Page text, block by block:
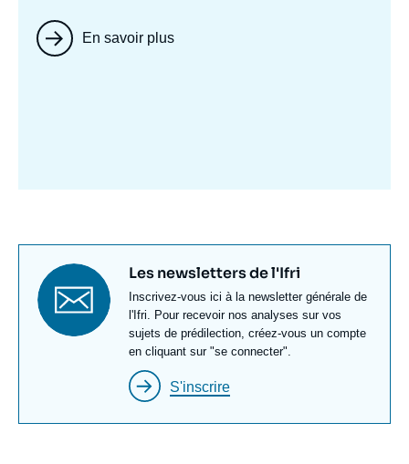
En savoir plus
Titre
newsletter
Les newsletters de l'Ifri
Texte
Newsletter
Inscrivez-vous ici à la newsletter générale de
l'Ifri. Pour recevoir nos analyses sur vos
sujets de prédilection, créez-vous un compte
en cliquant sur "se connecter".
S'inscrire